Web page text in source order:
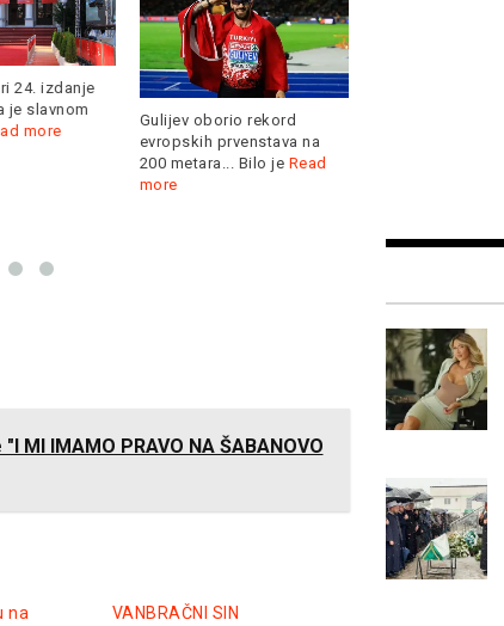
24. izdanje
slavnom
more
Gulijev oborio rekord
evropskih prvenstava na
200 metara... Bilo jeRead
more
MI IMAMO PRAVO NA ŠABANOVO
na
VANBRAČNI SIN